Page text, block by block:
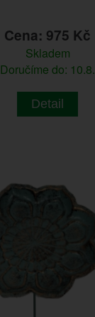
Cena: 975 Kč
Skladem
Doručíme do: 10.8.
Detail